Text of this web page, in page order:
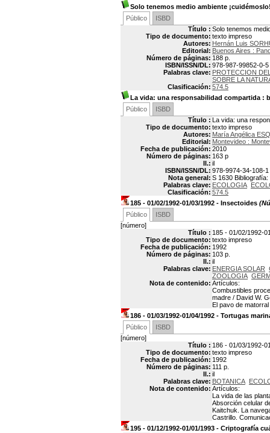
Solo tenemos medio ambiente
Público
ISBD
Título : Solo tenemos
Tipo de documento: texto impreso
Autores: Hernán Luis
Editorial: Buenos Aires :
Número de páginas: 188 p.
ISBN/ISSN/DL: 978-987-99852-0-5
Palabras clave: PROTECCION
SOBRE LA
Clasificación: 574.5
La vida: una responsabilidad compartida :
Público
ISBD
Título : La vida: una
Tipo de documento: texto impreso
Autores: María Angélica
Editorial: Montevideo :
Fecha de publicación: 2010
Número de páginas: 163 p
Il.: il
ISBN/ISSN/DL: 978-9974-34-108-1
Nota general: S 1630
Palabras clave: ECOLOGIA
Clasificación: 574.5
185 - 01/02/1992-01/03/1992 - Insectoides
Público
ISBD
[número]
Título : 185 - 01/02/1992-
Tipo de documento: texto impreso
Fecha de publicación: 1992
Número de páginas: 103 p.
Il.: il
Palabras clave: ENERGIA SOLAR
ZOOLOGIA
Nota de contenido: Artículos:
Combustibles
madre / David W.
El pavo de
186 - 01/03/1992-01/04/1992 - Tortugas
Público
ISBD
[número]
Título : 186 - 01/03/1992-
Tipo de documento: texto impreso
Fecha de publicación: 1992
Número de páginas: 111 p.
Il.: il
Palabras clave: BOTANICA
Nota de contenido: Artículos:
La vida de las
Absorción celular
Kaitchuk. La
Castrillo.
195 - 01/12/1992-01/01/1993 - Criptografía